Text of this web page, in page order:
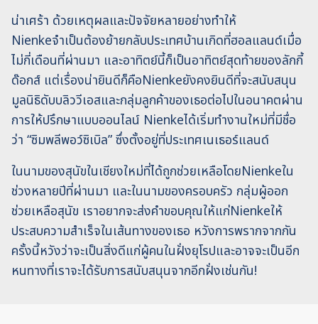
น่าเศร้า ด้วยเหตุผลและปัจจัยหลายอย่างทำให้
Nienkeจำเป็นต้องย้ายกลับประเทศบ้านเกิดที่ฮอลแลนด์เมื่อ
ไม่กี่เดือนที่ผ่านมา และอาทิตย์นี้ก็เป็นอาทิตย์สุดท้ายของลักกี้
ด๊อกส์ แต่เรื่องน่ายินดีก็คือNienkeยังคงยินดีที่จะสนับสนุน
มูลนิธิดับบลิววีเอสและกลุ่มลูกค้าของเธอต่อไปในอนาคตผ่าน
การให้ปรึกษาแบบออนไลน์ Nienkeได้เริ่มทำงานใหม่ที่มีชื่อ
ว่า “ซิมพลีพอว์ซิเบิล” ซึ่งตั้งอยู่ที่ประเทศเนเธอร์แลนด์
ในนามของสุนัขในเชียงใหม่ที่ได้ถูกช่วยเหลือโดยNienkeใน
ช่วงหลายปีที่ผ่านมา และในนามของครอบครัว กลุ่มผู้ออก
ช่วยเหลือสุนัข เราอยากจะส่งคำขอบคุณให้แก่Nienkeให้
ประสบความสำเร็จในเส้นทางของเธอ หวังการพรากจากกัน
ครั้งนี้หวังว่าจะเป็นสิ่งดีแก่ผู้คนในฝั่งยุโรปและอาจจะเป็นอีก
หนทางที่เราจะได้รับการสนับสนุนจากอีกฝั่งเช่นกัน!